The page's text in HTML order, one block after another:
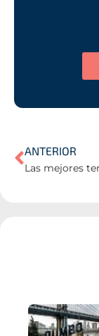
ANTERIOR